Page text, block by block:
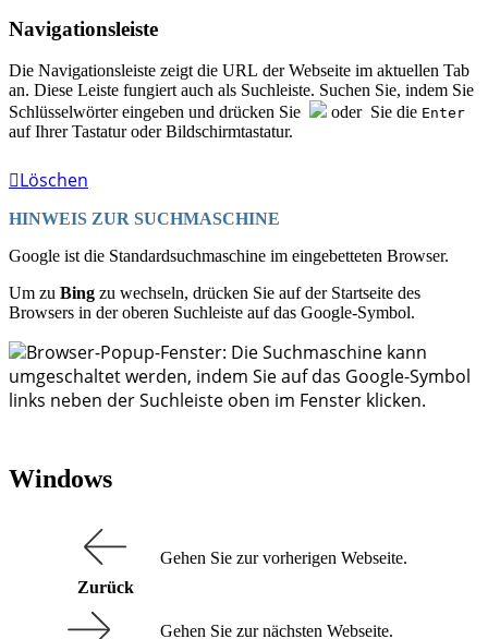
Navigationsleiste
Die Navigationsleiste zeigt die URL der Webseite im aktuellen Tab
an. Diese Leiste fungiert auch als Suchleiste. Suchen Sie, indem Sie
Schlüsselwörter eingeben und drücken Sie
oder Sie die Enter
auf Ihrer Tastatur oder Bildschirmtastatur.
Löschen
HINWEIS ZUR SUCHMASCHINE
Google ist die Standardsuchmaschine im eingebetteten Browser.
Um zu Bing zu wechseln, drücken Sie auf der Startseite des
Browsers in der oberen Suchleiste auf das Google-Symbol.
Browser-Popup-Fenster: Die Suchmaschine kann
umgeschaltet werden, indem Sie auf das Google-Symbol
links neben der Suchleiste oben im Fenster klicken.
Windows
Zurück
Gehen Sie zur vorherigen Webseite.
Gehen Sie zur nächsten Webseite.